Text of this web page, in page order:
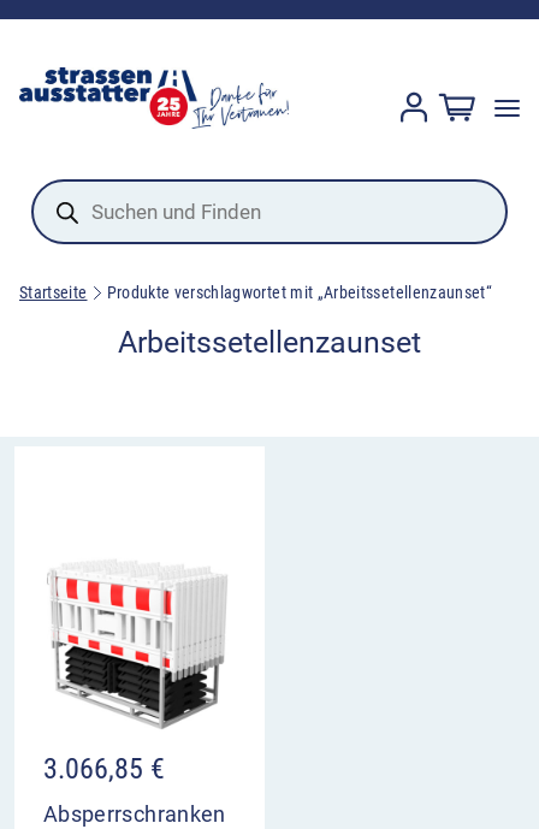
Products
search
Startseite Produkte verschlagwortet mit „Arbeitssetellenzaunset“
Arbeitssetellenzaunset
3.066,85 €
Absperrschranken